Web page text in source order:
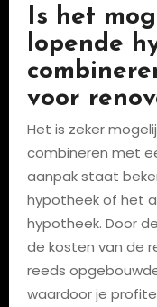
Is het
lopende
voor
Het is zeker
combineren met
aanpak staat
hypotheek of het
hypotheek. Door
de kosten van de
reeds
waardoor je